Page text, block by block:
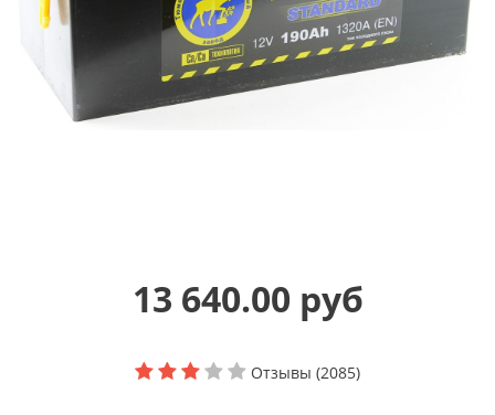
13 640.00 руб
Отзывы (2085)